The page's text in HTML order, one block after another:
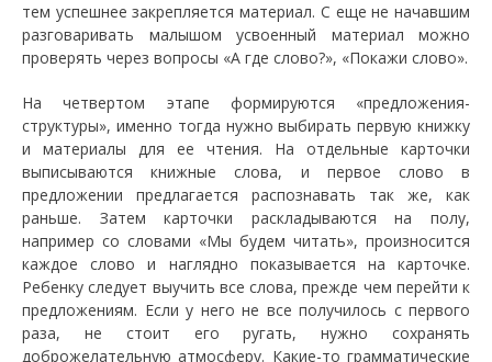
тем успешнее закрепляется материал. С еще не начавшим
разговаривать малышом усвоенный материал можно
проверять через вопросы «А где слово?», «Покажи слово».
На четвертом этапе формируются «предложения-
структуры», именно тогда нужно выбирать первую книжку
и материалы для ее чтения. На отдельные карточки
выписываются книжные слова, и первое слово в
предложении предлагается распознавать так же, как
раньше. Затем карточки раскладываются на полу,
например со словами «Мы будем читать», произносится
каждое слово и наглядно показывается на карточке.
Ребенку следует выучить все слова, прежде чем перейти к
предложениям. Если у него не все получилось с первого
раза, не стоит его ругать, нужно сохранять
доброжелательную атмосферу. Какие-то грамматические